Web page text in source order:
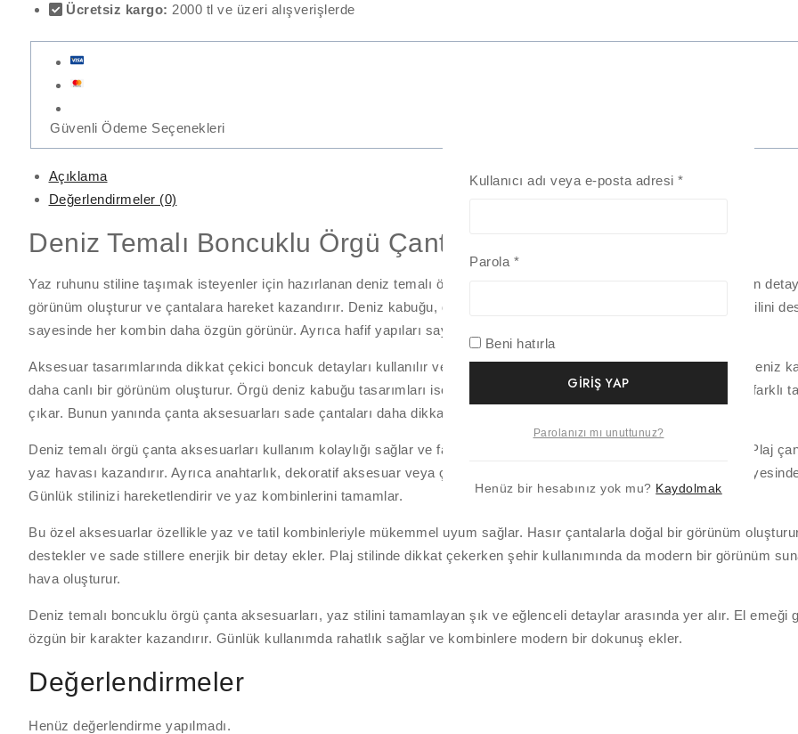
Ücretsiz kargo: 2000 tl ve üzeri alışverişlerde
Güvenli Ödeme Seçenekleri
Açıklama
Değerlendirmeler (0)
Deniz Temalı Boncuklu Örgü Çanta Charmı / Aksesuarı
Yaz ruhunu stiline taşımak isteyenler için hazırlanan deniz temalı örgü çanta charmları/ aksesuarları, enerjik ve özgün
görünüm oluşturur ve çantalara hareket kazandırır. Deniz kabuğu, deniz yıldızı ve örgü deniz kabuğu detayları yaz stilini
sayesinde her kombin daha özgün görünür. Ayrıca hafif yapıları sayesinde günlük kullanımda konfor sağlar.
Aksesuar tasarımlarında dikkat çekici boncuk detayları kullanılır ve yaz kombinlerine eğlenceli bir dokunuş eklenir. Deniz
daha canlı bir görünüm oluşturur. Örgü deniz kabuğu tasarımları ise el emeği dokusuyla doğal bir stil sunar. Böylece
çıkar. Bunun yanında çanta aksesuarları sade çantaları daha dikkat çekici hale getirir.
Deniz temalı örgü çanta aksesuarları kullanım kolaylığı sağlar ve farklı çanta modelleriyle rahatlıkla kombinlenebilir. Plaj
yaz havası kazandırır. Ayrıca anahtarlık, dekoratif aksesuar veya çanta süsü olarak da kullanılabilir. Hafif yapıları
Günlük stilinizi hareketlendirir ve yaz kombinlerini tamamlar.
Bu özel aksesuarlar özellikle yaz ve tatil kombinleriyle mükemmel uyum sağlar. Hasır çantalarla doğal bir görünüm
destekler ve sade stillere enerjik bir detay ekler. Plaj stilinde dikkat çekerken şehir kullanımında da modern bir görünüm
hava oluşturur.
Deniz temalı boncuklu örgü çanta aksesuarları, yaz stilini tamamlayan şık ve eğlenceli detaylar arasında yer alır. El
özgün bir karakter kazandırır. Günlük kullanımda rahatlık sağlar ve kombinlere modern bir dokunuş ekler.
Değerlendirmeler
Henüz değerlendirme yapılmadı.
Kullanıcı adı veya e-posta adresi *
Parola *
Beni hatırla
GIRIŞ YAP
Parolanızı mı unuttunuz?
Henüz bir hesabınız yok mu? Kaydolmak